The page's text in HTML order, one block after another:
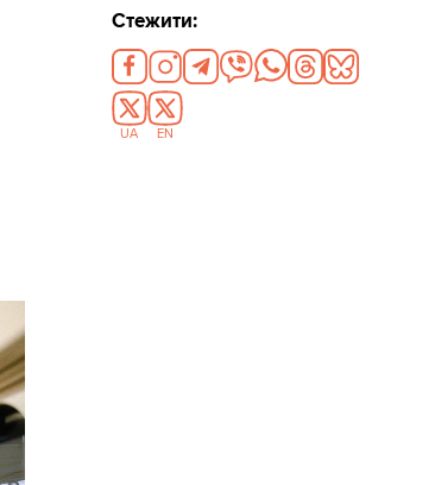
Стежити:
UA EN